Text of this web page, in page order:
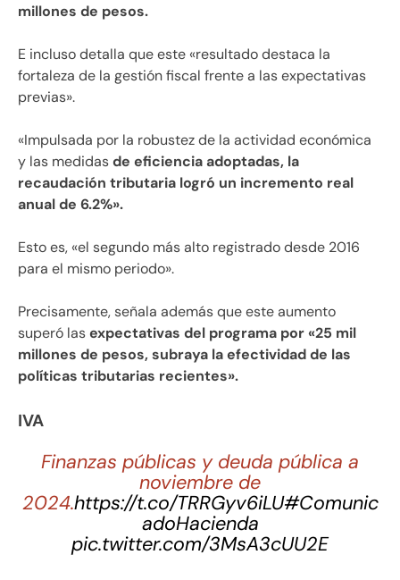
millones de pesos.
E incluso detalla que este «resultado destaca la
fortaleza de la gestión fiscal frente a las expectativas
previas».
«Impulsada por la robustez de la actividad económica
y las medidasde eficiencia adoptadas, la
recaudación tributaria logró un incremento real
anual de 6.2%».
Esto es, «el segundo más alto registrado desde 2016
para el mismo periodo».
Precisamente, señala además que este aumento
superó lasexpectativas del programa por «25 mil
millones de pesos, subraya la efectividad de las
políticas tributarias recientes».
IVA
Finanzas públicas y deuda pública a
noviembre de
2024.https://t.co/TRRGyv6iLU#Comunic
adoHacienda
pic.twitter.com/3MsA3cUU2E